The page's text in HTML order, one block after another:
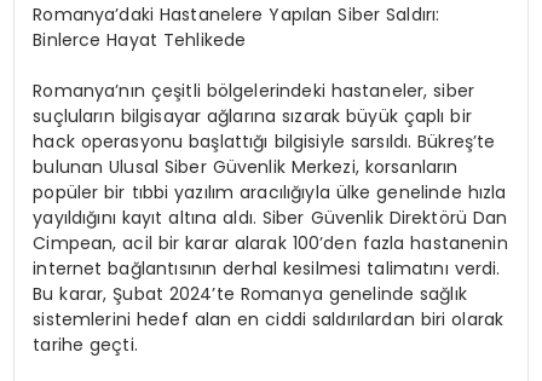
Romanya’daki Hastanelere Yapılan Siber Saldırı:
Binlerce Hayat Tehlikede
Romanya’nın çeşitli bölgelerindeki hastaneler, siber
suçluların bilgisayar ağlarına sızarak büyük çaplı bir
hack operasyonu başlattığı bilgisiyle sarsıldı. Bükreş’te
bulunan Ulusal Siber Güvenlik Merkezi, korsanların
popüler bir tıbbi yazılım aracılığıyla ülke genelinde hızla
yayıldığını kayıt altına aldı. Siber Güvenlik Direktörü Dan
Cimpean, acil bir karar alarak 100’den fazla hastanenin
internet bağlantısının derhal kesilmesi talimatını verdi.
Bu karar, Şubat 2024’te Romanya genelinde sağlık
sistemlerini hedef alan en ciddi saldırılardan biri olarak
tarihe geçti.